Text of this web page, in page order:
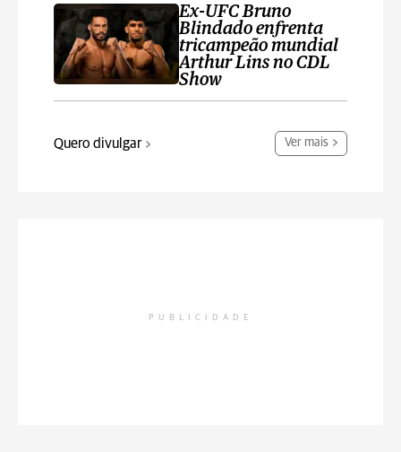
Ex-UFC Bruno
Blindado enfrenta
tricampeão mundial
Arthur Lins no CDL
Show
Quero divulgar Ver mais
PUBLICIDADE